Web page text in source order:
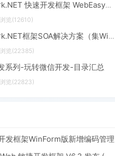
RDIFramework.NET 快速开发框架 WebEasyUI版本 V6.0发布
浏览(12610)
RDIFramework.NET框架SOA解决方案（集Windows服务、WinForm形式与IIS形式发布）-分布式应用
浏览(22385)
系列-玩转微信开发-目录汇总
浏览(22823)
发框架WinForm版新增编码管理